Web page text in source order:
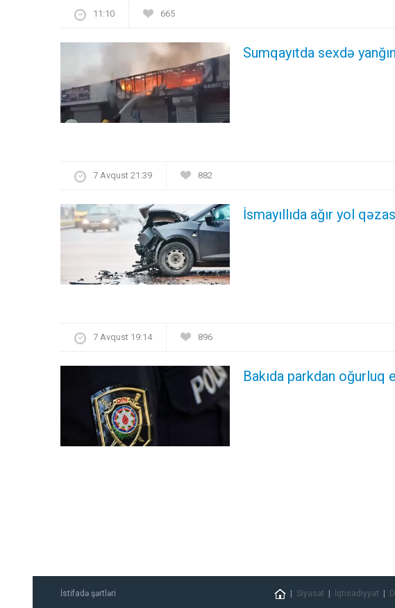
11:10 665
Sumqayıtda sexdə
7 Avqust 21:39 882
İsmayıllıda ağır yol
7 Avqust 19:14 896
Bakıda parkdan oğurluq
Siyasət İqtisadiyyat
İstifadə şərtləri